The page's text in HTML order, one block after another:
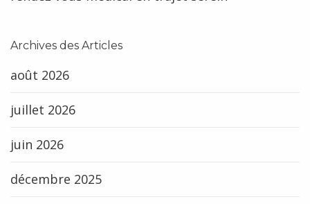
Archives des Articles
août 2026
juillet 2026
juin 2026
décembre 2025